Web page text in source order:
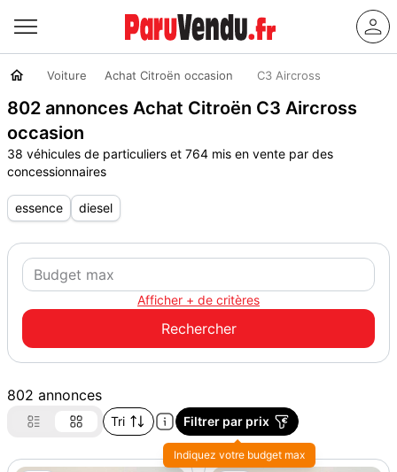
Voiture Achat Citroën occasion C3 Aircross
802 annonces Achat Citroën C3 Aircross
occasion
38 véhicules de particuliers et 764 mis en vente par des
concessionnaires
essence diesel
Afficher + de critères
802 annonces
Tri Filtrer par prix
Indiquez votre budget max